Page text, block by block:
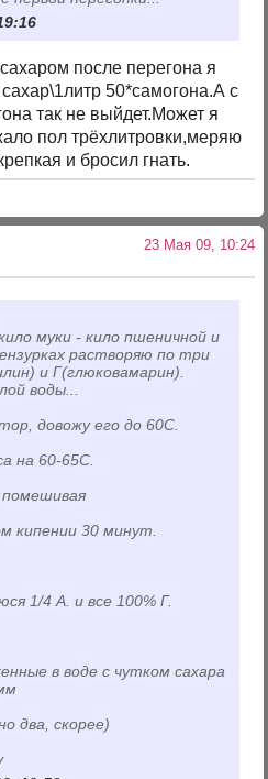
после перегона я
50*самогона.А с
так не выйдет.Может я
пол трёхлитровки,меряю
и бросил гнать.
23 Мая 09, 10:24
муки - кило пшеничной и
растворяю по три
и Г(глюковамарин).
воды...
довожу его до 60С.
на 60-65С.
помешивая
кипении 30 минут.
1/4 А. и все 100% Г.
в воде с чутком сахара
два, скорее)